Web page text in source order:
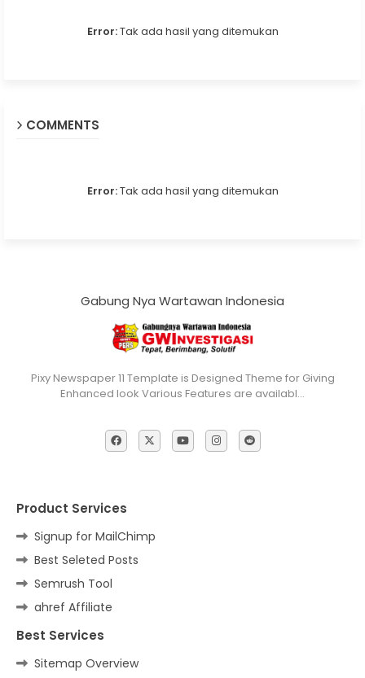
Error:Tak ada hasil yang ditemukan
COMMENTS
Error:Tak ada hasil yang ditemukan
Gabung Nya Wartawan Indonesia
Pixy Newspaper 11 Template is Designed Theme for Giving
Enhanced look Various Features are availabl…
Product Services
Signup for MailChimp
Best Seleted Posts
Semrush Tool
ahref Affiliate
Best Services
Sitemap Overview